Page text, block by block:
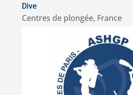
Dive
Centres de plongée, France